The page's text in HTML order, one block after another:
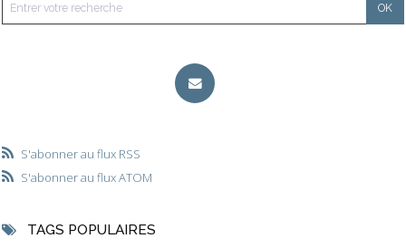
S'abonner au flux RSS
S'abonner au flux ATOM
TAGS POPULAIRES